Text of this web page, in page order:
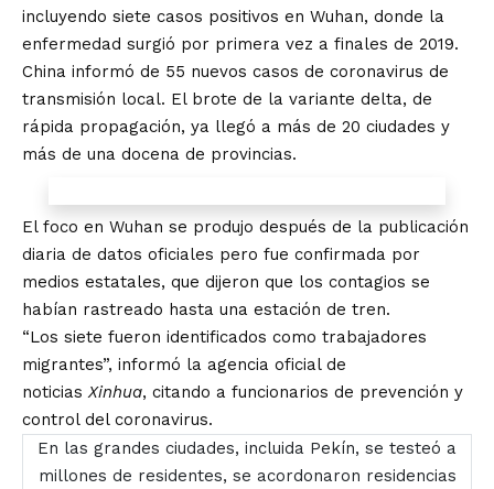
incluyendo siete casos positivos en Wuhan, donde la
enfermedad surgió por primera vez a finales de 2019.
China informó de 55 nuevos casos de coronavirus de
transmisión local. El brote de la variante delta, de
rápida propagación, ya llegó a más de 20 ciudades y
más de una docena de provincias.
El foco en Wuhan se produjo después de la publicación
diaria de datos oficiales pero fue confirmada por
medios estatales, que dijeron que los contagios se
habían rastreado hasta una estación de tren.
“Los siete fueron identificados como trabajadores
migrantes”, informó la agencia oficial de
noticiasXinhua, citando a funcionarios de prevención y
control del coronavirus.
En las grandes ciudades, incluida Pekín, se testeó a
millones de residentes, se acordonaron residencias